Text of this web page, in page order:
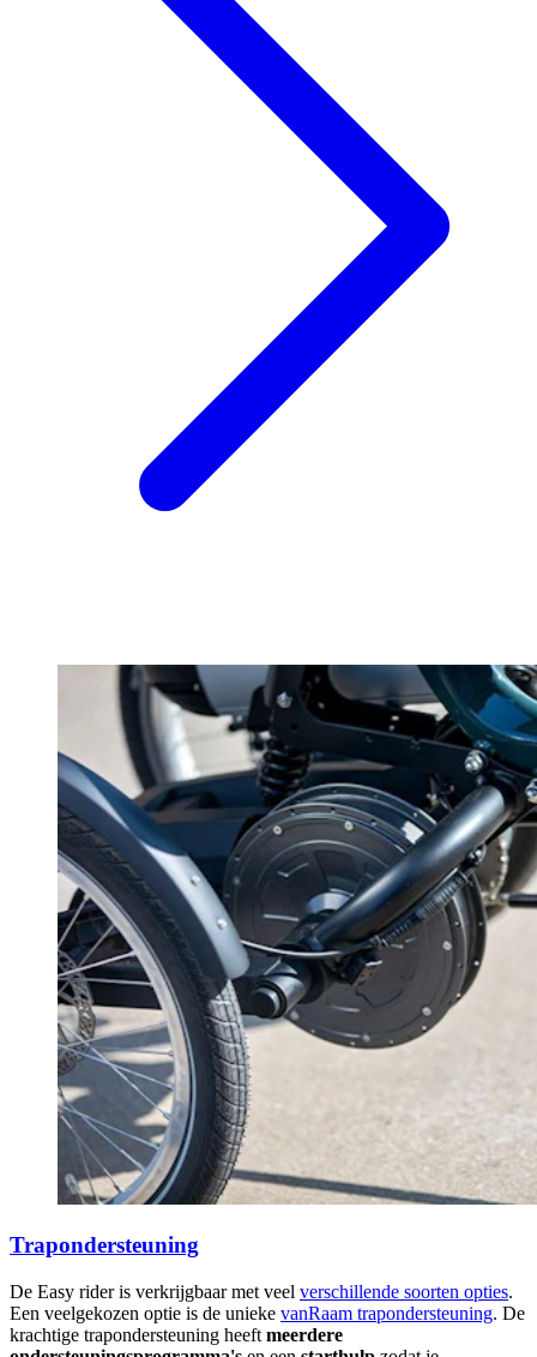
Trapondersteuning
De Easy rider is verkrijgbaar met veel verschillende soorten opties.
Een veelgekozen optie is de unieke vanRaam trapondersteuning. De
krachtige trapondersteuning heeft meerdere